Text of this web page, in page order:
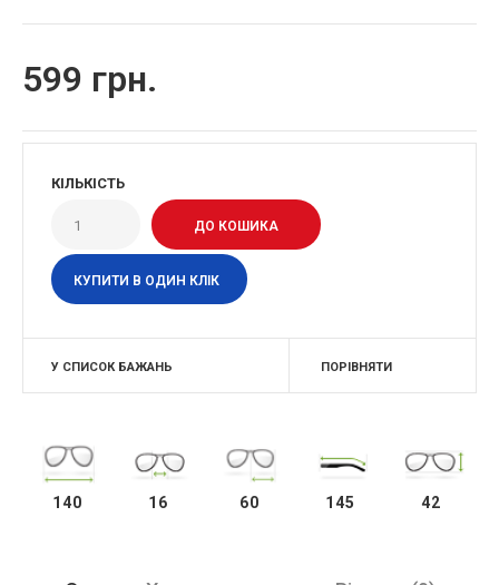
599 грн.
КІЛЬКІСТЬ
КУПИТИ В ОДИН КЛІК
У СПИСОК БАЖАНЬ ПОРІВНЯТИ
140 16 60 145 42